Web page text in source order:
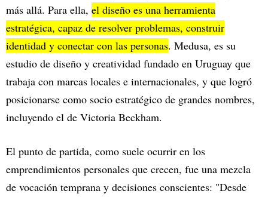
más allá. Para ella, el diseño es una herramienta
estratégica, capaz de resolver problemas, construir
identidad y conectar con las personas. Medusa, es su
estudio de diseño y creatividad fundado en Uruguay que
trabaja con marcas locales e internacionales, y que logró
posicionarse como socio estratégico de grandes nombres,
incluyendo el de Victoria Beckham.
El punto de partida, como suele ocurrir en los
emprendimientos personales que crecen, fue una mezcla
de vocación temprana y decisiones conscientes: "Desde